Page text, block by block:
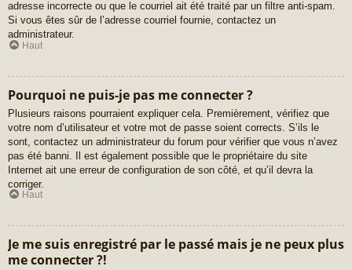
adresse incorrecte ou que le courriel ait été traité par un filtre anti-spam.
Si vous êtes sûr de l’adresse courriel fournie, contactez un
administrateur.
Haut
Pourquoi ne puis-je pas me connecter ?
Plusieurs raisons pourraient expliquer cela. Premièrement, vérifiez que
votre nom d’utilisateur et votre mot de passe soient corrects. S’ils le
sont, contactez un administrateur du forum pour vérifier que vous n’avez
pas été banni. Il est également possible que le propriétaire du site
Internet ait une erreur de configuration de son côté, et qu’il devra la
corriger.
Haut
Je me suis enregistré par le passé mais je ne peux plus
me connecter ?!